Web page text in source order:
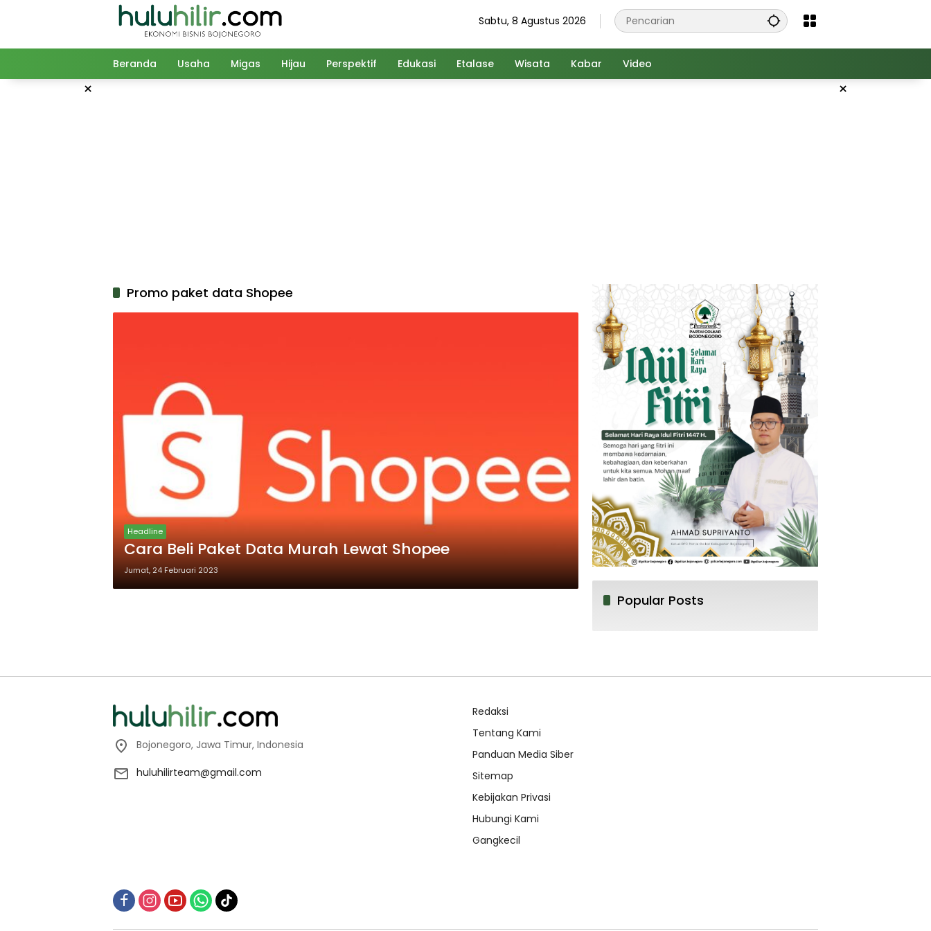
Sabtu, 8 Agustus 2026
Beranda Usaha Migas Hijau Perspektif Edukasi Etalase Wisata Kabar Video
× ×
Promo paket data Shopee
Headline
Cara Beli Paket Data Murah Lewat Shopee
Jumat, 24 Februari 2023
Popular Posts
Bojonegoro, Jawa Timur, Indonesia
huluhilirteam@gmail.com
Redaksi
Tentang Kami
Panduan Media Siber
Sitemap
Kebijakan Privasi
Hubungi Kami
Gangkecil